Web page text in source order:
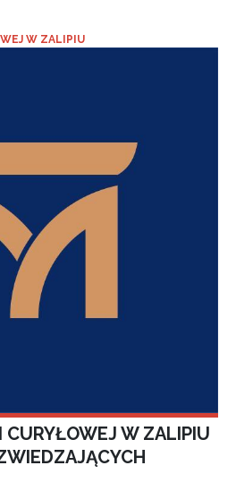
W ZALIPIU
CURYŁOWEJ W ZALIPIU